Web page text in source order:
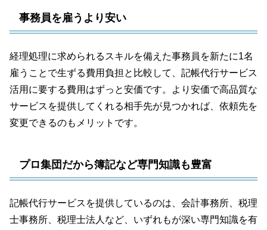
事務員を雇うより安い
経理処理に求められるスキルを備えた事務員を新たに1名
雇うことで生ずる費用負担と比較して、記帳代行サービス
活用に要する費用はずっと安価です。より安価で高品質な
サービスを提供してくれる相手先が見つかれば、依頼先を
変更できるのもメリットです。
プロ集団だから簿記など専門知識も豊富
記帳代行サービスを提供しているのは、会計事務所、税理
士事務所、税理士法人など、いずれもが深い専門知識を有